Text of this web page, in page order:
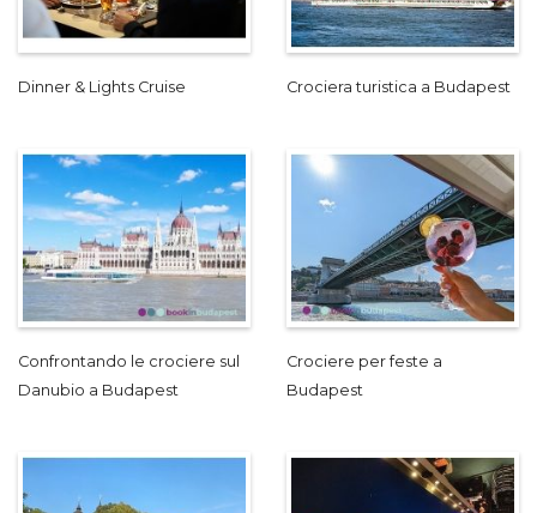
Dinner & Lights Cruise Crociera turistica a Budapest
Confrontando le crociere sul
Danubio a Budapest
Crociere per feste a
Budapest